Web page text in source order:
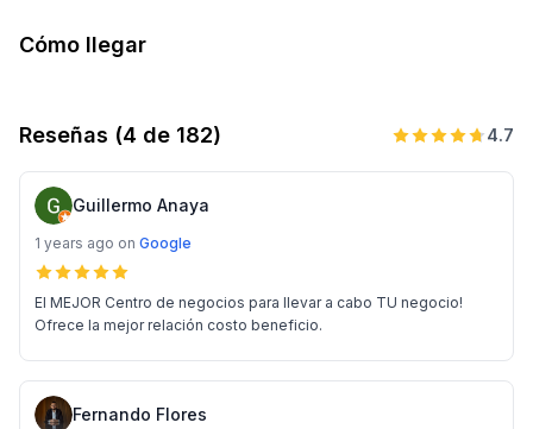
Cómo llegar
Reseñas (4 de 182) 4.7
Guillermo Anaya
1 years ago on Google
El MEJOR Centro de negocios para llevar a cabo TU negocio!
Ofrece la mejor relación costo beneficio.
Fernando Flores